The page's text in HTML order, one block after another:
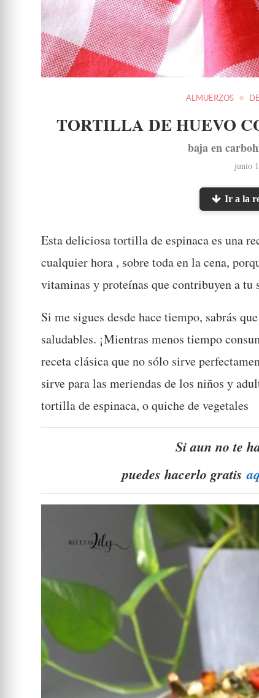
ALMUERZOS
TORTILLA DE HUEVO
baja en
junio
Ir a la
Esta deliciosa tortilla de espinaca es una
cualquier hora , sobre toda en la cena,
vitaminas y proteínas que contribuyen a tu
Si me sigues desde hace tiempo, sabrás
saludables. ¡Mientras menos tiempo
receta clásica que no sólo sirve
sirve para las meriendas de los niños y
tortilla de espinaca, o quiche de vegetales
Si aun no te
puedes hacerlo gratis